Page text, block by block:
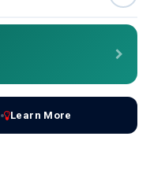
Learn More